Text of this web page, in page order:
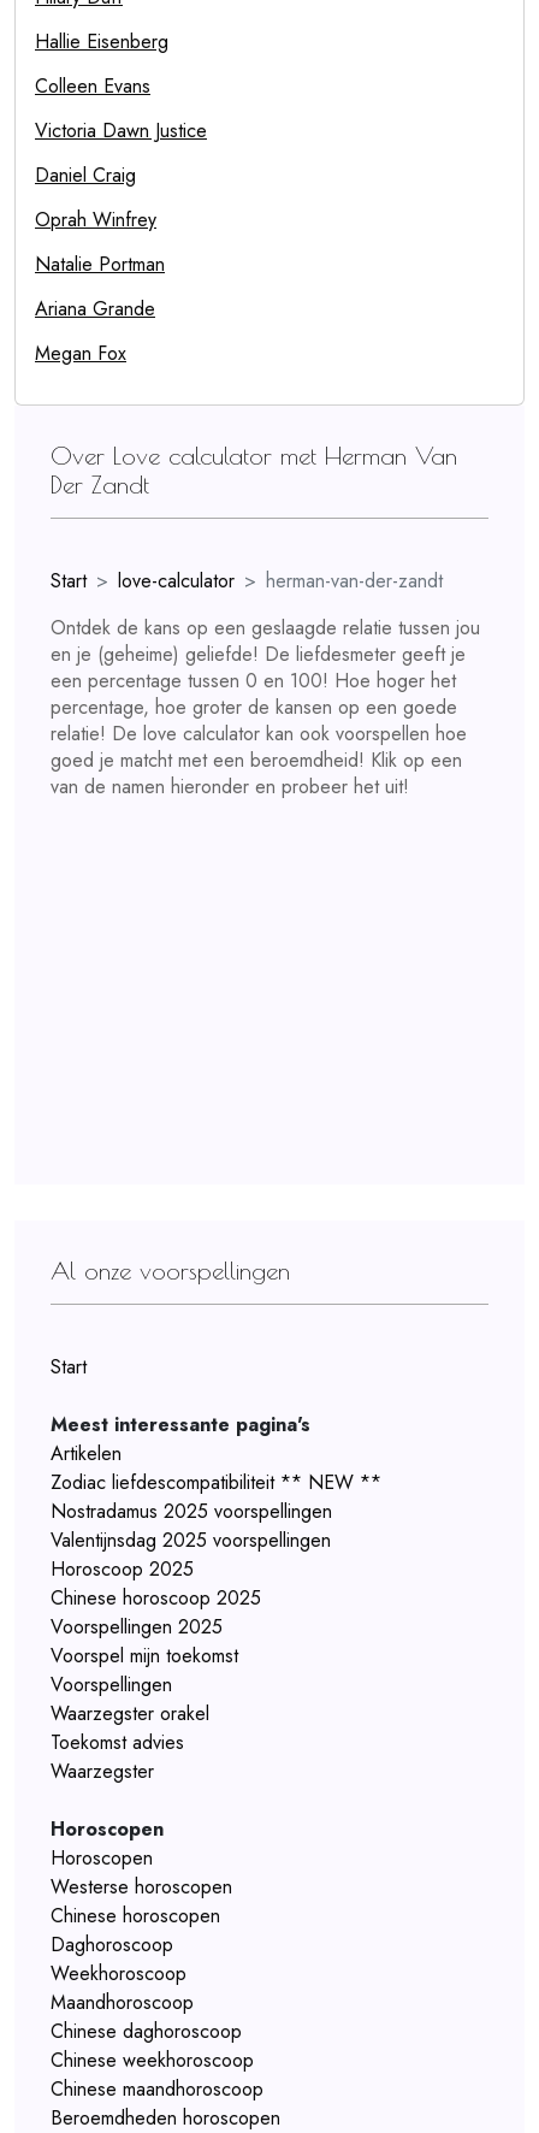
Hallie Eisenberg
Colleen Evans
Victoria Dawn Justice
Daniel Craig
Oprah Winfrey
Natalie Portman
Ariana Grande
Megan Fox
Over Love calculator met Herman Van
Der Zandt
Start love-calculator
herman-van-der-zandt
Ontdek de kans op een geslaagde relatie tussen jou
en je (geheime) geliefde! De liefdesmeter geeft je
een percentage tussen 0 en 100! Hoe hoger het
percentage, hoe groter de kansen op een goede
relatie! De love calculator kan ook voorspellen hoe
goed je matcht met een beroemdheid! Klik op een
van de namen hieronder en probeer het uit!
Al onze voorspellingen
Start
Meest interessante pagina's
Artikelen
Zodiac liefdescompatibiliteit ** NEW **
Nostradamus 2025 voorspellingen
Valentijnsdag 2025 voorspellingen
Horoscoop 2025
Chinese horoscoop 2025
Voorspellingen 2025
Voorspel mijn toekomst
Voorspellingen
Waarzegster orakel
Toekomst advies
Waarzegster
Horoscopen
Horoscopen
Westerse horoscopen
Chinese horoscopen
Daghoroscoop
Weekhoroscoop
Maandhoroscoop
Chinese daghoroscoop
Chinese weekhoroscoop
Chinese maandhoroscoop
Beroemdheden horoscopen